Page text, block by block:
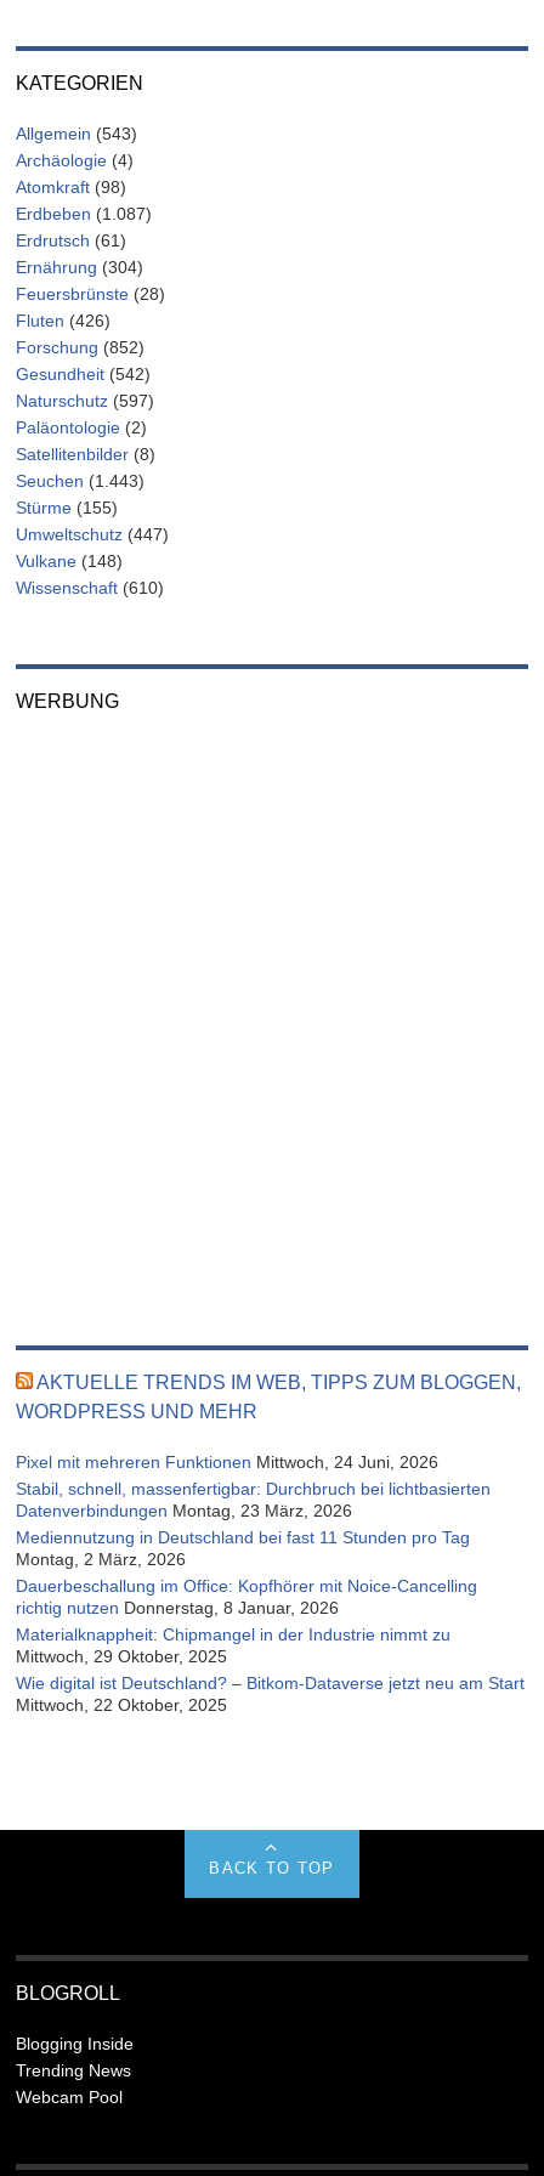
KATEGORIEN
Allgemein (543)
Archäologie (4)
Atomkraft (98)
Erdbeben (1.087)
Erdrutsch (61)
Ernährung (304)
Feuersbrünste (28)
Fluten (426)
Forschung (852)
Gesundheit (542)
Naturschutz (597)
Paläontologie (2)
Satellitenbilder (8)
Seuchen (1.443)
Stürme (155)
Umweltschutz (447)
Vulkane (148)
Wissenschaft (610)
WERBUNG
AKTUELLE TRENDS IM WEB, TIPPS ZUM BLOGGEN,
WORDPRESS UND MEHR
Pixel mit mehreren Funktionen Mittwoch, 24 Juni, 2026
Stabil, schnell, massenfertigbar: Durchbruch bei lichtbasierten
Datenverbindungen Montag, 23 März, 2026
Mediennutzung in Deutschland bei fast 11 Stunden pro Tag
Montag, 2 März, 2026
Dauerbeschallung im Office: Kopfhörer mit Noice-Cancelling
richtig nutzen Donnerstag, 8 Januar, 2026
Materialknappheit: Chipmangel in der Industrie nimmt zu
Mittwoch, 29 Oktober, 2025
Wie digital ist Deutschland? – Bitkom-Dataverse jetzt neu am Start
Mittwoch, 22 Oktober, 2025
BACK TO TOP
BLOGROLL
Blogging Inside
Trending News
Webcam Pool